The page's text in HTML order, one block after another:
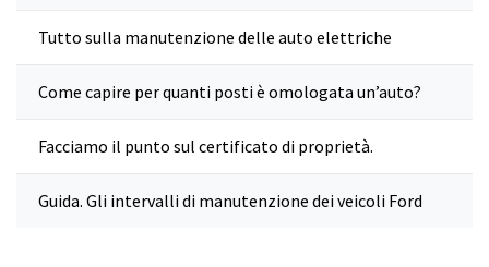
Tutto sulla manutenzione delle auto elettriche
Come capire per quanti posti è omologata un’auto?
Facciamo il punto sul certificato di proprietà.
Guida. Gli intervalli di manutenzione dei veicoli Ford